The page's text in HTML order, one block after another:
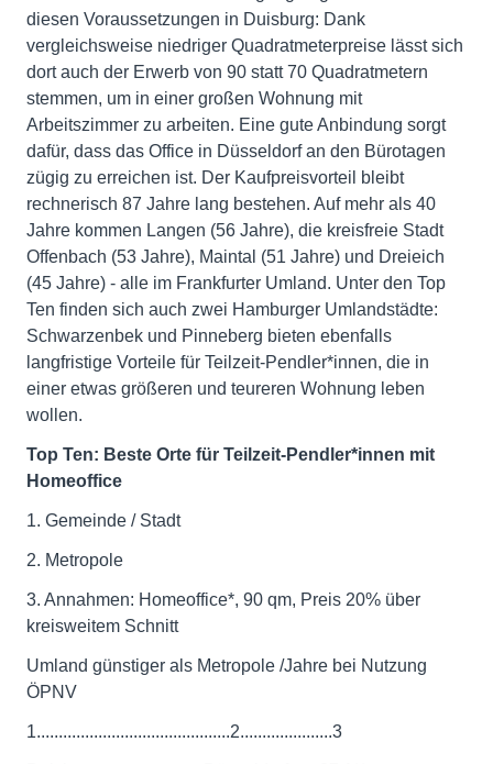
diesen Voraussetzungen in Duisburg: Dank
vergleichsweise niedriger Quadratmeterpreise lässt sich
dort auch der Erwerb von 90 statt 70 Quadratmetern
stemmen, um in einer großen Wohnung mit
Arbeitszimmer zu arbeiten. Eine gute Anbindung sorgt
dafür, dass das Office in Düsseldorf an den Bürotagen
zügig zu erreichen ist. Der Kaufpreisvorteil bleibt
rechnerisch 87 Jahre lang bestehen. Auf mehr als 40
Jahre kommen Langen (56 Jahre), die kreisfreie Stadt
Offenbach (53 Jahre), Maintal (51 Jahre) und Dreieich
(45 Jahre) - alle im Frankfurter Umland. Unter den Top
Ten finden sich auch zwei Hamburger Umlandstädte:
Schwarzenbek und Pinneberg bieten ebenfalls
langfristige Vorteile für Teilzeit-Pendler*innen, die in
einer etwas größeren und teureren Wohnung leben
wollen.
Top Ten: Beste Orte für Teilzeit-Pendler*innen mit
Homeoffice
1. Gemeinde / Stadt
2. Metropole
3. Annahmen: Homeoffice*, 90 qm, Preis 20% über
kreisweitem Schnitt
Umland günstiger als Metropole /Jahre bei Nutzung
ÖPNV
1............................................2.....................3